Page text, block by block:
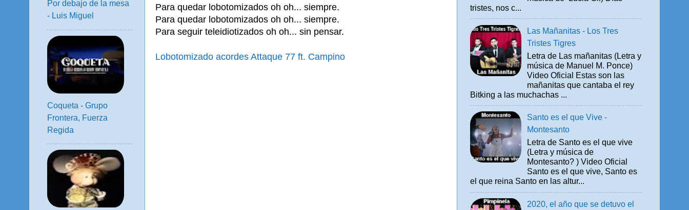
Para quedar lobotomizados oh oh... siempre.
Para quedar lobotomizados oh oh... siempre.
Para seguir teleidiotizados oh oh... sin pensar.
Lobotomizado acordes Attaque 77 ft. Campino
Por debajo de la mesa
- Luis Miguel
Coqueta - Grupo
Frontera, Fuerza
Regida
tristes, nos c...
Las Mañanitas - Los Tres
Tristes Tigres
Letra de Las mañanitas (Letra y
música de Manuel M. Ponce)
Video Oficial Estas son las
mañanitas que cantaba el rey
Bitking a las muchachas ...
Santo es el que Vive -
Montesanto
Letra de Santo es el que vive
(Letra y música de
Montesanto? ) Video Oficial
Santo es el que vive, Santo es
el que reina Santo en las altur...
2020, el año que se detuvo el